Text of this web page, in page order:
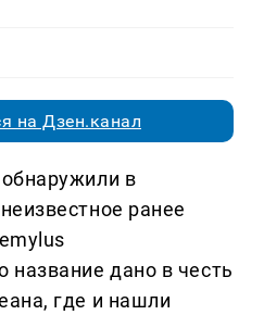
на Дзен.канал
в
ранее
название дано в честь
где и нашли